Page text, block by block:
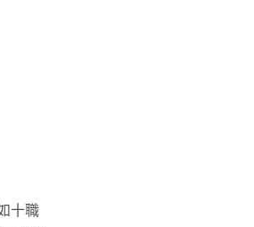
十職